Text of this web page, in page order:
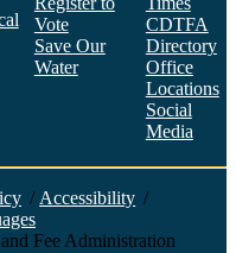
Vote
Save Our
Water
CDTFA
Directory
Office
Locations
Social
Media
/ Accessibility /
Fee Administration